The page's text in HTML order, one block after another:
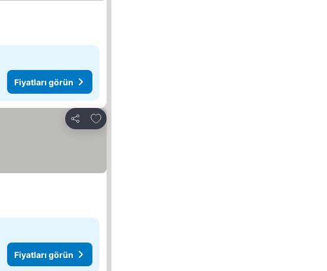
Fiyatları görün
Paylaş
Favorilerime ekle
Fiyatları görün